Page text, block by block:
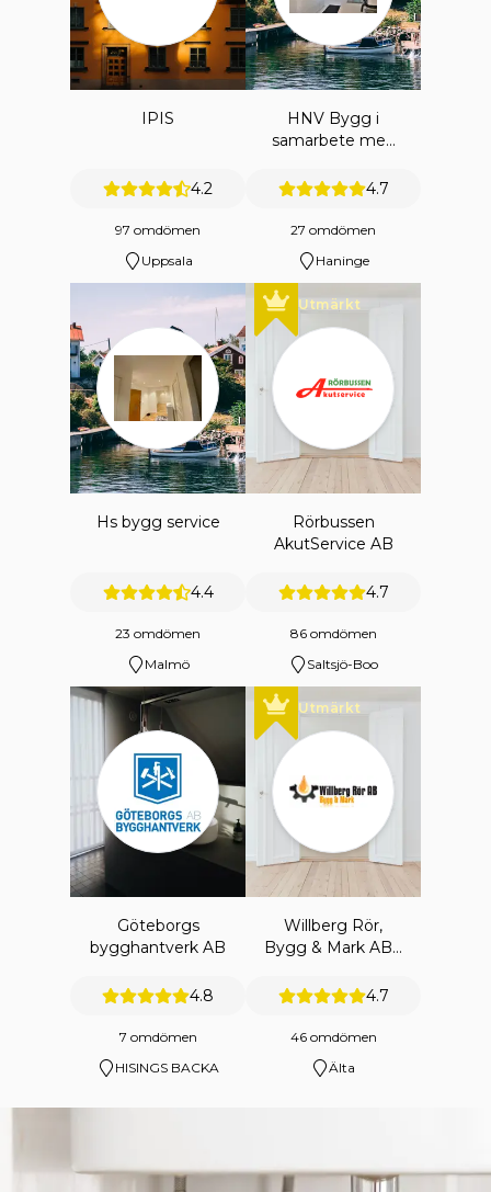
IPIS
4.2
97 omdömen
Uppsala
HNV Bygg i
samarbete med
ENTREPRENAD
4.7
27 omdömen
Haninge
Hs bygg service
4.4
23 omdömen
Malmö
Utmärkt
Rörbussen
AkutService AB
4.7
86 omdömen
Saltsjö-Boo
Göteborgs
bygghantverk AB
4.8
7 omdömen
HISINGS BACKA
Utmärkt
Willberg Rör,
Bygg & Mark AB -
Hemtjänst4.7
46 omdömen
Älta